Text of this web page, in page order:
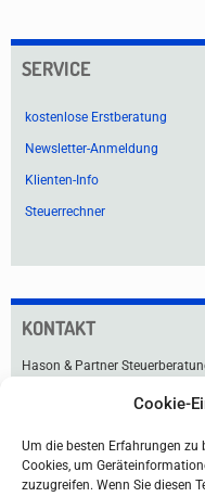
Cookie-
Um die besten Erfahrungen zu
Cookies, um
zuzugreifen. Wenn Sie diesen
SERVICE
kostenlose Erstberatung
Newsletter-Anmeldung
Klienten-Info
Steuerrechner
KONTAKT
Hason & Partner
Tel +43 1 211 91-0
Fax +43 1 216 99 76